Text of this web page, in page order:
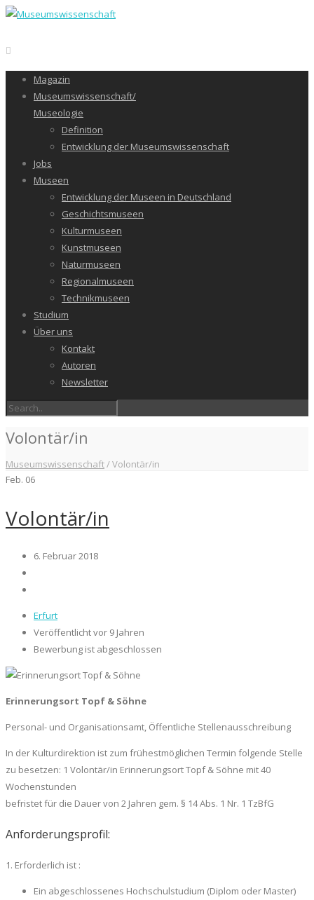
Magazin
Museumswissenschaft/
Museologie
Definition
Entwicklung der Museumswissenschaft
Jobs
Museen
Entwicklung der Museen in Deutschland
Geschichtsmuseen
Kulturmuseen
Kunstmuseen
Naturmuseen
Regionalmuseen
Technikmuseen
Studium
Über uns
Kontakt
Autoren
Newsletter
Volontär/in
Museumswissenschaft/Volontär/in
Feb. 06
Volontär/in
6. Februar 2018
Erfurt
Veröffentlicht vor 9 Jahren
Bewerbung ist abgeschlossen
Erinnerungsort Topf & Söhne
Personal- und Organisationsamt, Öffentliche Stellenausschreibung
In der Kulturdirektion ist zum frühestmöglichen Termin folgende Stelle
zu besetzen: 1 Volontär/in Erinnerungsort Topf & Söhne mit 40
Wochenstunden
befristet für die Dauer von 2 Jahren gem. § 14 Abs. 1 Nr. 1 TzBfG
Anforderungsprofil:
1. Erforderlich ist :
Ein abgeschlossenes Hochschulstudium (Diplom oder Master)